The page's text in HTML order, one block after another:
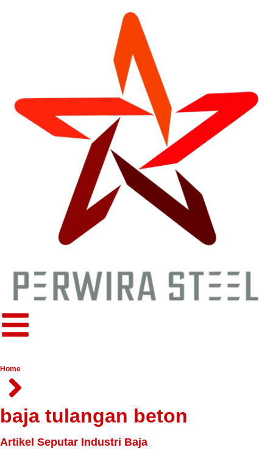
Home
baja tulangan beton
Artikel Seputar Industri Baja